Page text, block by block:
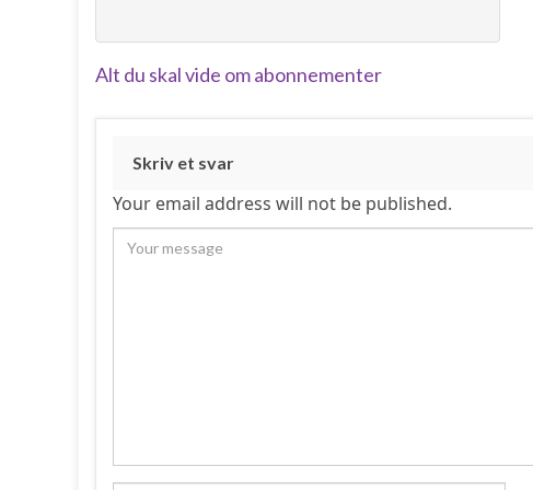
Alt du skal vide om abonnementer
Skriv et svar
Your email address will not be published.